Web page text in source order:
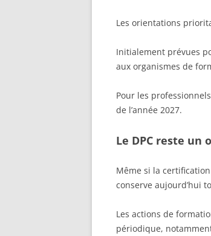
Les orientations
Initialement prévues
aux organismes de
Pour les
de l’année 2027.
Le DPC reste
Même si la
conserve aujourd’hui
Les actions de
périodique,